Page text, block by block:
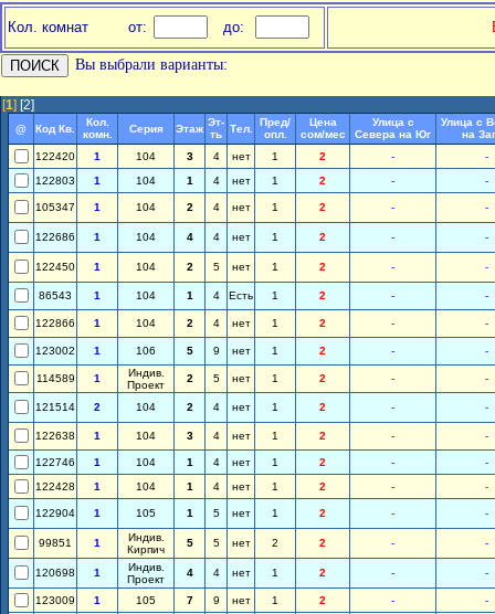
Кол. комнат от: до:
Вы выбрали варианты:
[1] [2]
@ Код Кв.
Кол.
комн.
Серия Этаж
Эт-
ть
Тел.
Пред/
опл.
Цена
сом/мес
Улица с
Севера на Юг
Улица с
на
122420
1 104 3 4 нет 1 2 -
-
122803
1 104 1 4 нет 1 2 - -
105347 1 104 2 4 нет 1 2 - -
122686 1 104 4 4 нет 1 2 - -
122450 1 104 2 5 нет 1 2 - -
86543 1 104 1 4 Есть 1 2 - -
122866 1 104 2 4 нет 1 2 - -
123002 1 106 5 9 нет 1 2 - -
114589 1
Индив.
Проект
2 5 нет 1 2 - -
121514 2 104 2 4 нет 1 2 - -
122638 1 104 3 4 нет 1 2 - -
122746 1 104 1 4 нет 1 2 -
-
122428
1 104 1 4 нет 1 2 - -
122904 1 105 1 5 нет 1 2 - -
99851 1
Индив.
Кирпич
5 5 нет 2 2 - -
120698 1
Индив.
Проект
4 4 нет 1 2 - -
123009 1 105 7 9 нет 1 2 - -